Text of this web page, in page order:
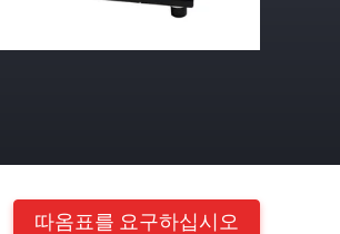
따옴표를 요구하십시오